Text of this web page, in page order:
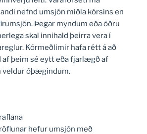
nefnd umsjón miðla kórsins en
Þegar myndum eða öðru
skal innihald þeirra vera í
Kórmeðlimir hafa rétt á að
af þeim sé eytt eða fjarlægð af
veldur óþægindum.
hefur umsjón með